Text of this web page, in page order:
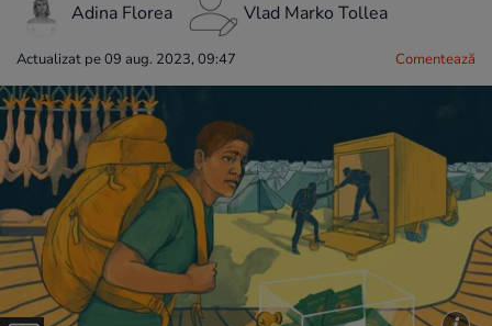
Adina Florea Vlad Marko Tollea
Actualizat pe 09 aug. 2023, 09:47 Comentează